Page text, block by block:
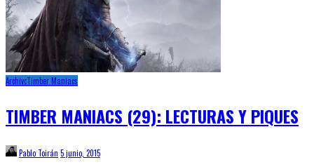
ArchivoTimber Maniacs
TIMBER MANIACS (29): LECTURAS Y PIQUES
Pablo Toirán 5 junio, 2015